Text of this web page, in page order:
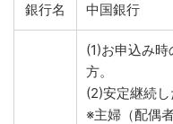
銀行名 中国銀行
(1)お申込み
方。
(2)安定継続し
※主婦（配偶